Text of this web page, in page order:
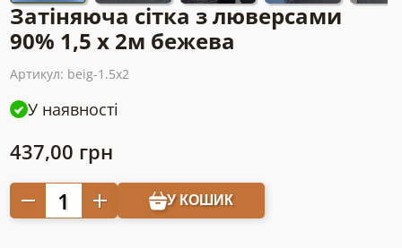
Затіняюча сітка з люверсами
90% 1,5 х 2м бежева
Артикул: beig-1.5x2
У наявності
437,00 грн
Затіняюча
сітка
У КОШИК